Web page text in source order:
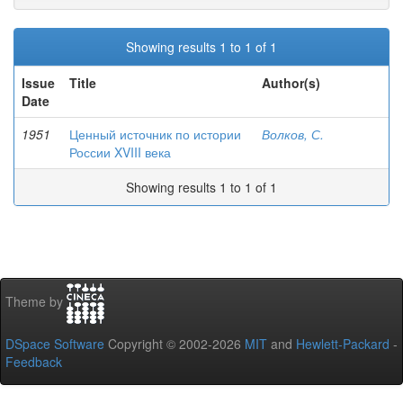
Showing results 1 to 1 of 1
Issue
Date
Title Author(s)
1951
Ценный источник по истории
России XVIII века
Волков, С.
Showing results 1 to 1 of 1
Theme by
DSpace Software Copyright © 2002-2026 MIT and Hewlett-Packard -
Feedback